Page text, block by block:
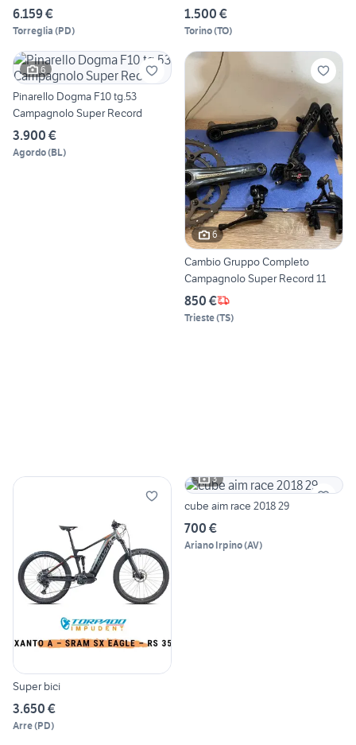
6.159 €
Torreglia (PD)
1.500 €
Torino(TO)
6
Pinarello Dogma F10 tg.53
Campagnolo Super Record
3.900 €
Agordo(BL)
6
Cambio Gruppo Completo
Campagnolo Super Record 11
850 €
Trieste(TS)
Super bici
3.650 €
Arre(PD)
3
cube aim race 2018 29
700 €
Ariano Irpino(AV)